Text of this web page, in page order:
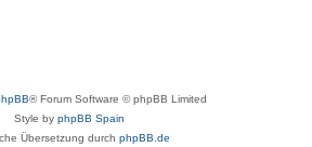
® Forum Software © phpBB Limited
Style by phpBB Spain
Übersetzung durch phpBB.de